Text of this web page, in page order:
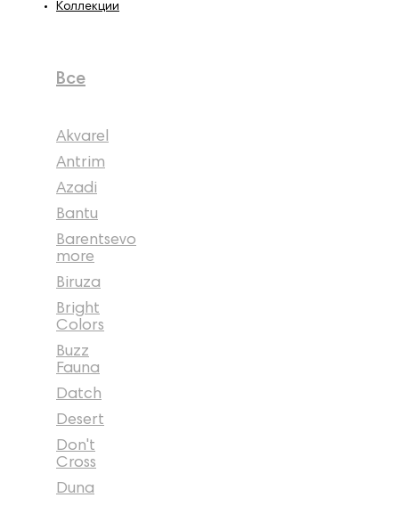
Коллекции
Все
Akvarel
Antrim
Azadi
Bantu
Barentsevo
more
Biruza
Bright
Colors
Buzz
Fauna
Datch
Desert
Don't
Cross
Duna